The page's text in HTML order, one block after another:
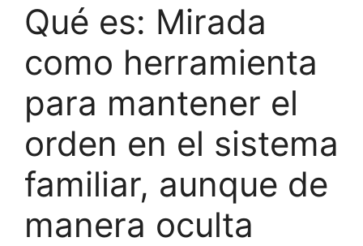
Qué es: Mirada
como herramienta
para mantener el
orden en el sistema
familiar, aunque de
manera oculta